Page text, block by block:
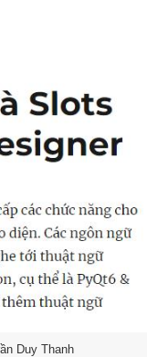
Duy Thanh